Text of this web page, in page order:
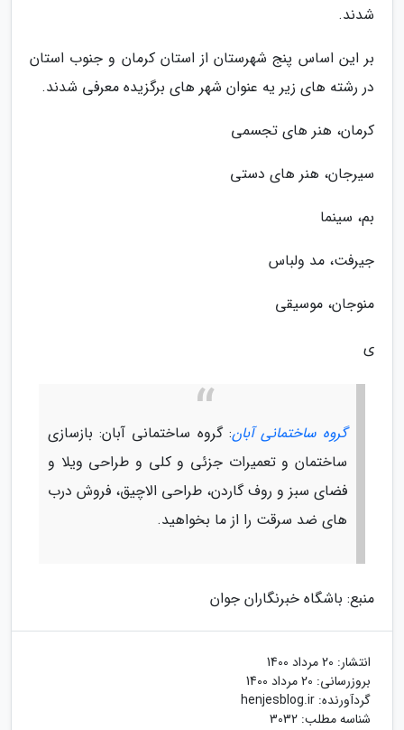
شدند.
بر این اساس پنج شهرستان از استان کرمان و جنوب استان
در رشته های زیر یه عنوان شهر های برگزیده معرفی شدند.
کرمان، هنر های تجسمی
سیرجان، هنر های دستی
بم، سینما
جیرفت، مد ولباس
منوجان، موسیقی
ی
گروه ساختمانی آبان: گروه ساختمانی آبان: بازسازی
ساختمان و تعمیرات جزئی و کلی و طراحی ویلا و
فضای سبز و روف گاردن، طراحی الاچیق، فروش درب
های ضد سرقت را از ما بخواهید.
منبع: باشگاه خبرنگاران جوان
انتشار: 20 مرداد 1400
بروزرسانی: 20 مرداد 1400
گردآورنده: henjesblog.ir
شناسه مطلب: 3032